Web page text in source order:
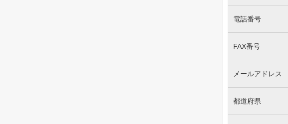
電話番号
FAX番号
メールアドレス
都道府県